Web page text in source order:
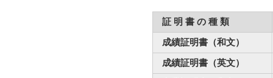
証 明 書 の 種 類
成績証明書（和文）
成績証明書（英文）